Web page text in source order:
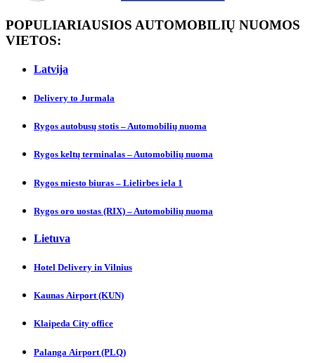
POPULIARIAUSIOS AUTOMOBILIŲ NUOMOS
VIETOS:
Latvija
Delivery to Jurmalа
Rygos autobusų stotis – Automobilių nuoma
Rygos keltų terminalas – Automobilių nuoma
Rygos miesto biuras – Lielirbes iela 1
Rygos oro uostas (RIX) – Automobilių nuoma
Lietuva
Hotel Delivery in Vilnіus
Kaunas Аirport (KUN)
Klaipeda City officе
Palanga Аirport (PLQ)